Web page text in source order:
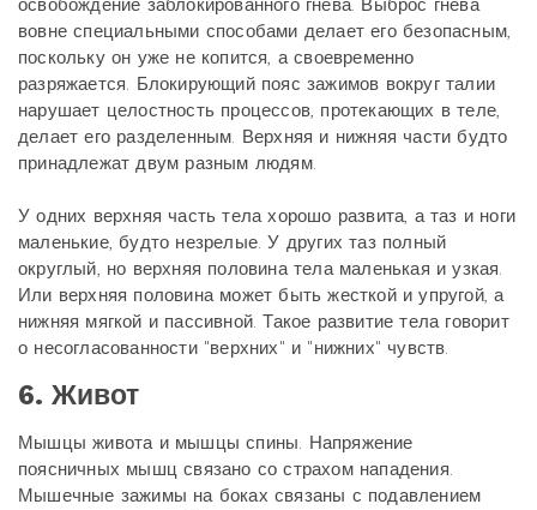
освобождение заблокированного гнева. Выброс гнева
вовне специальными способами делает его безопасным,
поскольку он уже не копится, а своевременно
разряжается. Блокирующий пояс зажимов вокруг талии
нарушает целостность процессов, протекающих в теле,
делает его разделенным. Верхняя и нижняя части будто
принадлежат двум разным людям.
У одних верхняя часть тела хорошо развита, а таз и ноги
маленькие, будто незрелые. У других таз полный
округлый, но верхняя половина тела маленькая и узкая.
Или верхняя половина может быть жесткой и упругой, а
нижняя мягкой и пассивной. Такое развитие тела говорит
о несогласованности "верхних" и "нижних" чувств.
6. Живот
Мышцы живота и мышцы спины. Напряжение
поясничных мышц связано со страхом нападения.
Мышечные зажимы на боках связаны с подавлением